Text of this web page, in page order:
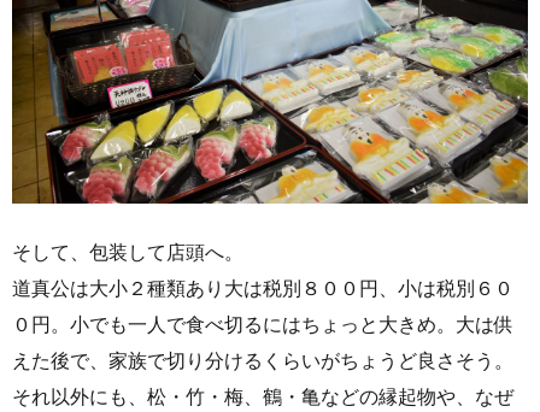
そして、包装して店頭へ。
道真公は大小２種類あり大は税別８００円、小は税別６０
０円。小でも一人で食べ切るにはちょっと大きめ。大は供
えた後で、家族で切り分けるくらいがちょうど良さそう。
それ以外にも、松・竹・梅、鶴・亀などの縁起物や、なぜ